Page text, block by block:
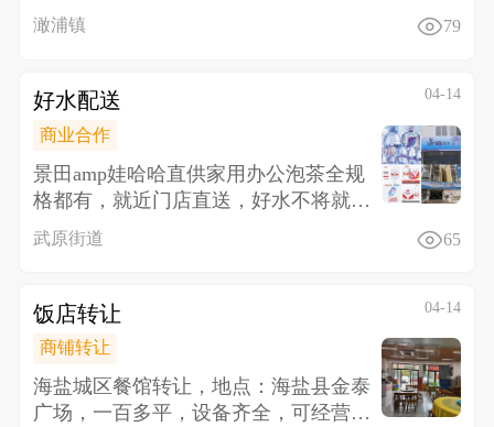
镇
澉浦镇 79
好水配送 04-14
商业合作
景田amp娃哈哈直供 家用办公泡茶全规
格都有，就近门店直送，好水不将就，
健康更长久，品质好水，日常
武原街道 65
饭店转让 04-14
商铺转让
海盐城区餐馆转让，地点：海盐县金泰
广场，一百多平，设备齐全，可经营早